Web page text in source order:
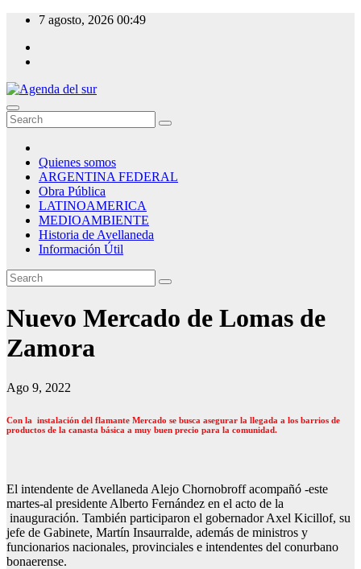
Skip
content
7 agosto, 2026 00:49
Agenda del sur
Quienes somos
ARGENTINA FEDERAL
Obra Pública
LATINOAMERICA
MEDIOAMBIENTE
Historia de Avellaneda
Información Útil
Nuevo Mercado de Lomas de
Zamora
Ago 9, 2022
Con la instalación del flamante Mercado se busca asegurar la llegada a los barrios de
productos de la canasta básica a muy buen precio para la comunidad.
El intendente de Avellaneda Alejo Chornobroff acompañó -este
martes-al presidente Alberto Fernández en el acto de la
inauguración. También participaron el gobernador Axel Kicillof, su
jefe de Gabinete, Martín Insaurralde, además de ministros y
funcionarios nacionales, provinciales e intendentes del conurbano
bonaerense.